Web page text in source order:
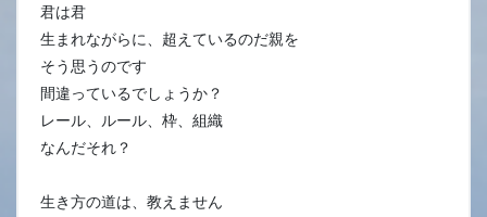
君は君
生まれながらに、超えているのだ親を
そう思うのです
間違っているでしょうか？
レール、ルール、枠、組織
なんだそれ？
生き方の道は、教えません